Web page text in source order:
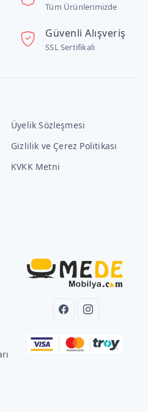
Tüm Ürünlerimizde
Güvenli Alışveriş
SSL Sertifikalı
Üyelik Sözleşmesi
Gizlilik ve Çerez Politikası
KVKK Metni